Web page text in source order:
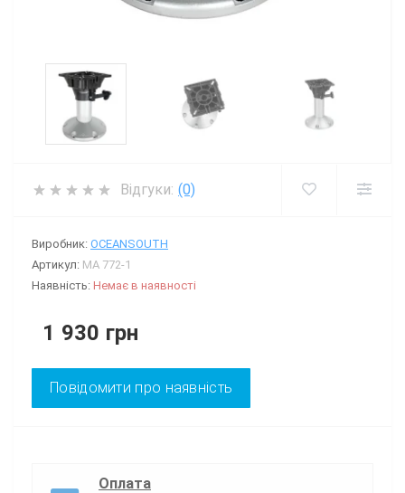
Відгуки: (0)
Виробник: OCEANSOUTH
Артикул: MA 772-1
Наявність: Немає в наявності
1 930 грн
Повідомити про наявність
Оплата